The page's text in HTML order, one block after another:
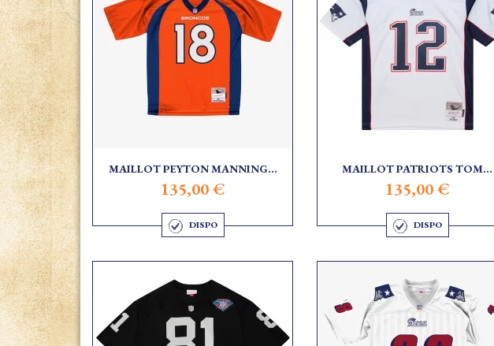
MAILLOT PEYTON MANNING...
135,00 €
DISPO
MAILLOT PATRIOTS TOM...
135,00 €
DISPO